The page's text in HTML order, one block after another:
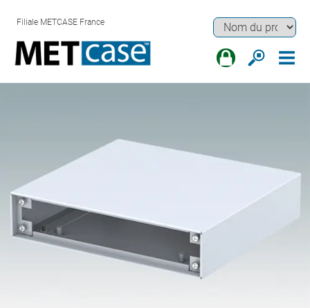
Filiale METCASE France